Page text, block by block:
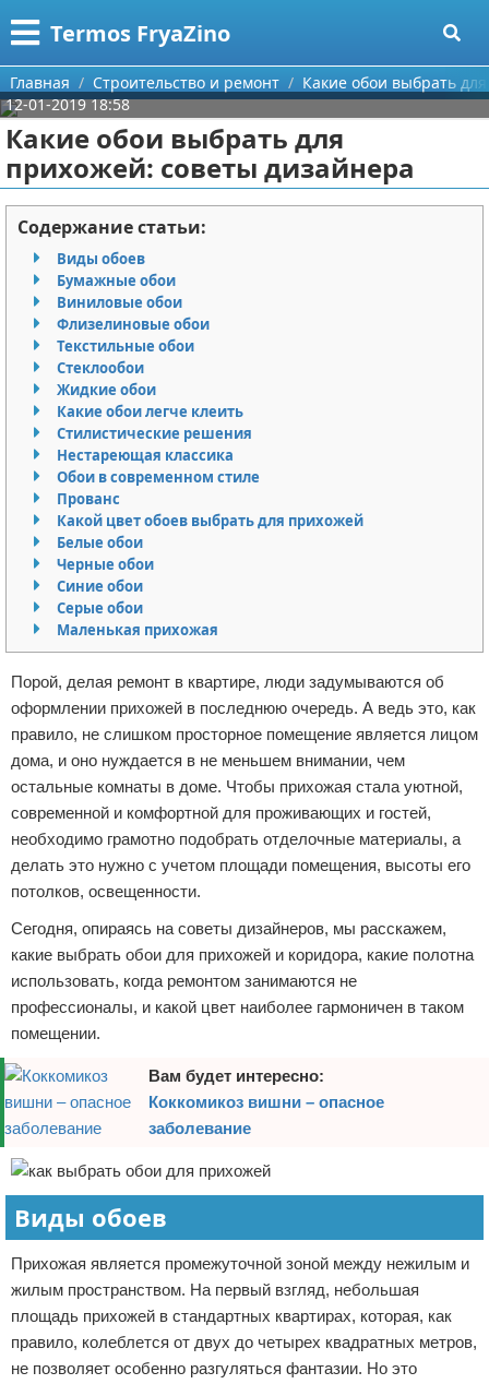
Termos FryaZino
Меню
Главная
Категории
Программирование
Дом и семья
Автомобили
Строительство и ремонт
Здоровье
Компьютеры
Личность
Поиск
О проекте
Контакты
Сотрудничество
Размещение рекламы
Для правообладателей
Условия предоставления информации
Отказ от ответственности
Главная Строительство и ремонт
Какие обои выбрать
12-01-2019 18:58
Какие обои выбрать для
прихожей: советы дизайнера
Содержание статьи:
Виды обоев
Бумажные обои
Виниловые обои
Флизелиновые обои
Текстильные обои
Стеклообои
Жидкие обои
Какие обои легче клеить
Стилистические решения
Нестареющая классика
Обои в современном стиле
Прованс
Какой цвет обоев выбрать для прихожей
Белые обои
Черные обои
Синие обои
Серые обои
Маленькая прихожая
Порой, делая ремонт в квартире, люди задумываются об
оформлении прихожей в последнюю очередь. А ведь это, как
правило, не слишком просторное помещение является лицом
дома, и оно нуждается в не меньшем внимании, чем
остальные комнаты в доме. Чтобы прихожая стала уютной,
современной и комфортной для проживающих и гостей,
необходимо грамотно подобрать отделочные материалы, а
делать это нужно с учетом площади помещения, высоты его
потолков, освещенности.
Сегодня, опираясь на советы дизайнеров, мы расскажем,
какие выбрать обои для прихожей и коридора, какие полотна
использовать, когда ремонтом занимаются не
профессионалы, и какой цвет наиболее гармоничен в таком
помещении.
Вам будет интересно:
Коккомикоз вишни – опасное
заболевание
Виды обоев
Прихожая является промежуточной зоной между нежилым и
жилым пространством. На первый взгляд, небольшая
площадь прихожей в стандартных квартирах, которая, как
правило, колеблется от двух до четырех квадратных метров,
не позволяет особенно разгуляться фантазии. Но это